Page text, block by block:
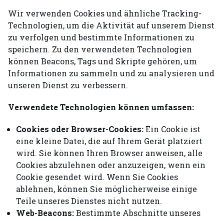
Wir verwenden Cookies und ähnliche Tracking-
Technologien, um die Aktivität auf unserem Dienst
zu verfolgen und bestimmte Informationen zu
speichern. Zu den verwendeten Technologien
können Beacons, Tags und Skripte gehören, um
Informationen zu sammeln und zu analysieren und
unseren Dienst zu verbessern.
Verwendete Technologien können umfassen:
Cookies oder Browser-Cookies:Ein Cookie ist
eine kleine Datei, die auf Ihrem Gerät platziert
wird. Sie können Ihren Browser anweisen, alle
Cookies abzulehnen oder anzuzeigen, wenn ein
Cookie gesendet wird. Wenn Sie Cookies
ablehnen, können Sie möglicherweise einige
Teile unseres Dienstes nicht nutzen.
Web-Beacons:Bestimmte Abschnitte unseres